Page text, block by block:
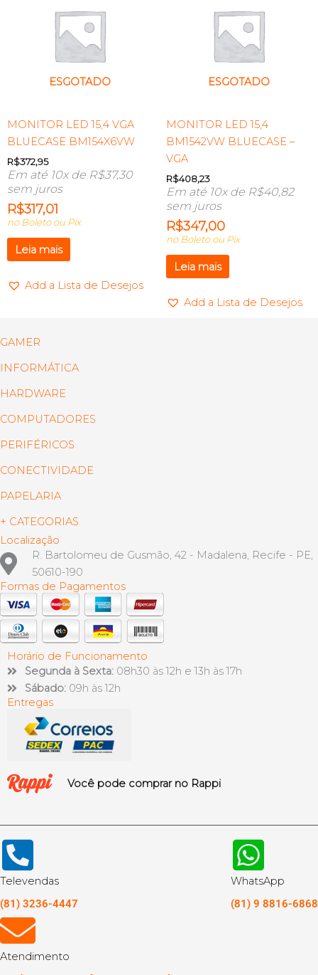
ESGOTADO
MONITOR LED 15,4 VGA
BLUECASE BM154X6VW
R$372,95
Em até 10x de R$37,30
sem juros
R$317,01
no Boleto ou Pix
Leia mais
Add a Lista de Desejos
ESGOTADO
MONITOR LED 15,4
BM1542VW BLUECASE –
VGA
R$408,23
Em até 10x de R$40,82
sem juros
R$347,00
no Boleto ou Pix
Leia mais
Add a Lista de Desejos
GAMER
INFORMÁTICA
HARDWARE
COMPUTADORES
PERIFÉRICOS
CONECTIVIDADE
PAPELARIA
+ CATEGORIAS
Localização
R. Bartolomeu de Gusmão, 42 - Madalena, Recife - PE,
50610-190
Formas de Pagamentos
Horário de Funcionamento
Segunda à Sexta: 08h30 às 12h e 13h às 17h
Sábado: 09h às 12h
Entregas
Você pode comprar no Rappi
Televendas
(81) 3236-4447
WhatsApp
(81) 9 8816-6868
Atendimento